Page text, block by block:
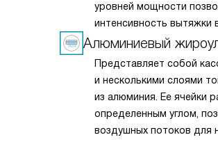
уровней мощности
интенсивность вытяжки
нужд — будь то легкая
Алюминиевый
Представляет собой
и несколькими слоями
из алюминия. Ее ячейки
определенным углом,
воздушных потоков для